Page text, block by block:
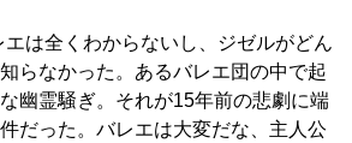
エは全くわからないし、ジゼルがどん
らなかった。あるバレエ団の中で起
幽霊騒ぎ。それが15年前の悲劇に端
だった。バレエは大変だな、主人公